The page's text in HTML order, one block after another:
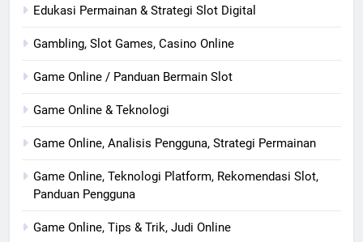
Edukasi Permainan & Strategi Slot Digital
Gambling, Slot Games, Casino Online
Game Online / Panduan Bermain Slot
Game Online & Teknologi
Game Online, Analisis Pengguna, Strategi Permainan
Game Online, Teknologi Platform, Rekomendasi Slot,
Panduan Pengguna
Game Online, Tips & Trik, Judi Online